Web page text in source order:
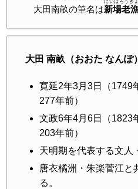
大田南畝の筆名は新場老
にいばろうぎょ
大田 南畝（おおた なんぽ）
寛延2年3月3日（1749
277年前）
文政6年4月6日（1823
203年前）
天明期を代表する文人
唐衣橘洲・朱楽菅江と
る。